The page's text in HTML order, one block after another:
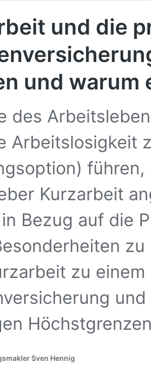
und die
und warum
des
Arbeitslosigkeit
Kurzarbeit
Bezug auf die
zu
Sven Hennig